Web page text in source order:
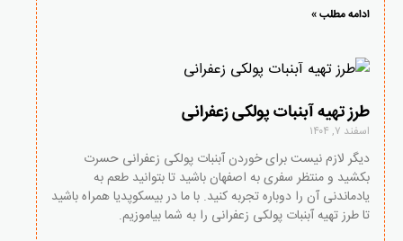
ادامه مطلب »
طرز تهیه آبنبات پولکی زعفرانی
اسفند ۷, ۱۴۰۴
دیگر لازم نیست برای خوردن آبنبات پولکی زعفرانی حسرت
بکشید و منتظر سفری به اصفهان باشید تا بتوانید طعم به
یادماندنی آن را دوباره تجربه کنید. با ما در بیسکوپدیا همراه باشید
تا طرز تهیه آبنبات پولکی زعفرانی را به شما بیاموزیم.